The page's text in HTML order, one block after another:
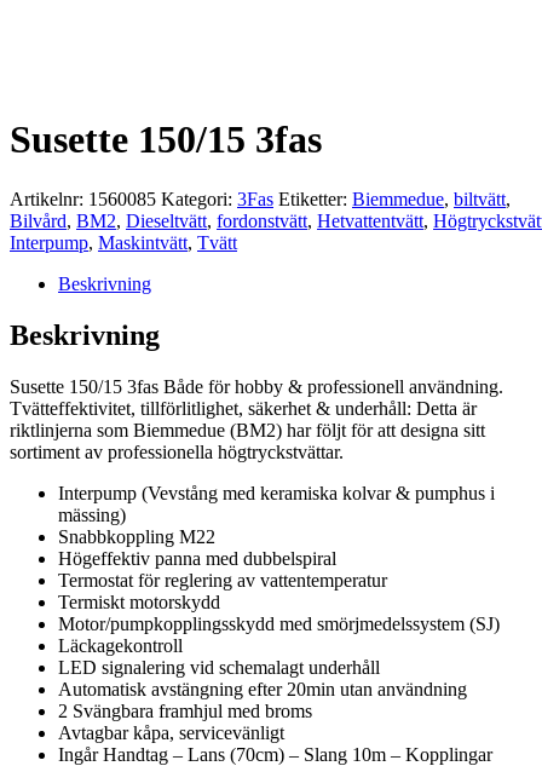
Susette 150/15 3fas
Artikelnr: 1560085 Kategori: 3Fas Etiketter: Biemmedue, biltvätt,
Bilvård, BM2, Dieseltvätt, fordonstvätt, Hetvattentvätt,
Interpump, Maskintvätt, Tvätt
Beskrivning
Beskrivning
Susette 150/15 3fas Både för hobby & professionell användning.
Tvätteffektivitet, tillförlitlighet, säkerhet & underhåll: Detta är
riktlinjerna som Biemmedue (BM2) har följt för att designa sitt
sortiment av professionella högtryckstvättar.
Interpump (Vevstång med keramiska kolvar & pumphus i
mässing)
Snabbkoppling M22
Högeffektiv panna med dubbelspiral
Termostat för reglering av vattentemperatur
Termiskt motorskydd
Motor/pumpkopplingsskydd med smörjmedelssystem (SJ)
Läckagekontroll
LED signalering vid schemalagt underhåll
Automatisk avstängning efter 20min utan användning
2 Svängbara framhjul med broms
Avtagbar kåpa, servicevänligt
Ingår Handtag – Lans (70cm) – Slang 10m – Kopplingar